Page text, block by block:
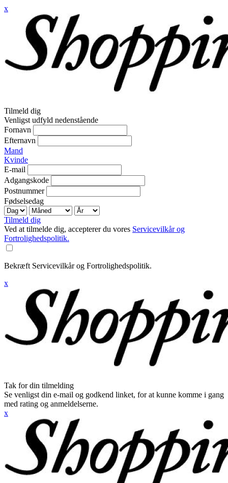
x
Tilmeld dig
Venligst udfyld nedenstående
Fornavn
Efternavn
Mand
Kvinde
E-mail
Adgangskode
Postnummer
Fødselsedag
Tilmeld dig
Ved at tilmelde dig, accepterer du vores Servicevilkår og
Fortrolighedspolitik.
Bekræft Servicevilkår og Fortrolighedspolitik.
x
Tak for din tilmelding
Se venligst din e-mail og godkend linket, for at kunne komme i gang
med rating og anmeldelserne.
x